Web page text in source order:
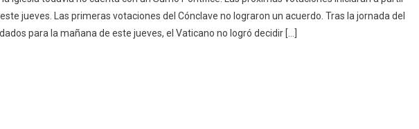
jueves. Las primeras votaciones del Cónclave no lograron un acuerdo. Tras la jornada del
para la mañana de este jueves, el Vaticano no logró decidir […]